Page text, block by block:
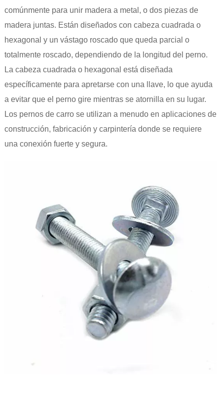
comúnmente para unir madera a metal, o dos piezas de
madera juntas. Están diseñados con cabeza cuadrada o
hexagonal y un vástago roscado que queda parcial o
totalmente roscado, dependiendo de la longitud del perno.
La cabeza cuadrada o hexagonal está diseñada
específicamente para apretarse con una llave, lo que ayuda
a evitar que el perno gire mientras se atornilla en su lugar.
Los pernos de carro se utilizan a menudo en aplicaciones de
construcción, fabricación y carpintería donde se requiere
una conexión fuerte y segura.